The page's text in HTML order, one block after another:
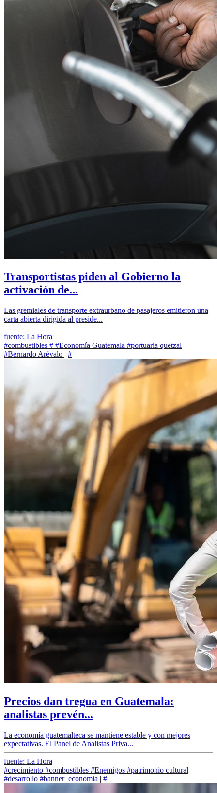
Transportistas piden al Gobierno la
activación de...
Las gremiales de transporte extraurbano de pasajeros emitieron una
carta abierta dirigida al preside...
fuente: La Hora
#combustibles # #Economía Guatemala #portuaria quetzal
#Bernardo Arévalo | #
Precios dan tregua en Guatemala:
analistas prevén...
La economía guatemalteca se mantiene estable y con mejores
expectativas. El Panel de Analistas Priva...
fuente: La Hora
#crecimiento #combustibles #Enemigos #patrimonio cultural
#desarrollo #banner_economia | #